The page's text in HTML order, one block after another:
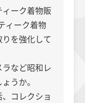
ーク着物販
ィーク着物
を強化して
など昭和レ
うか。
コレクショ